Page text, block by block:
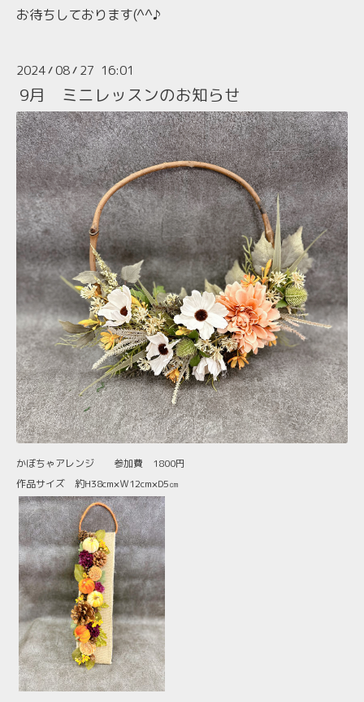
お待ちしております(^^♪
2024/08/ 27 16:01
9月 ミニレッスンのお知らせ
かぼちゃアレンジ 参加費 1800円
作品サイズ 約H38cm×Ｗ12cm×D5㎝